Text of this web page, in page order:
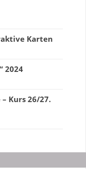
Karten
2024
Kurs 26/27.